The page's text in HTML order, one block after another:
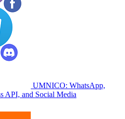
UMNICO: WhatsApp,
API, and Social Media